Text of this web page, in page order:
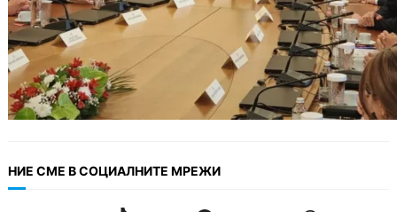
НИЕ СМЕ В СОЦИАЛНИТЕ МРЕЖИ